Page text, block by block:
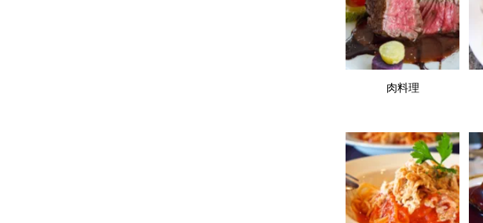
肉料理